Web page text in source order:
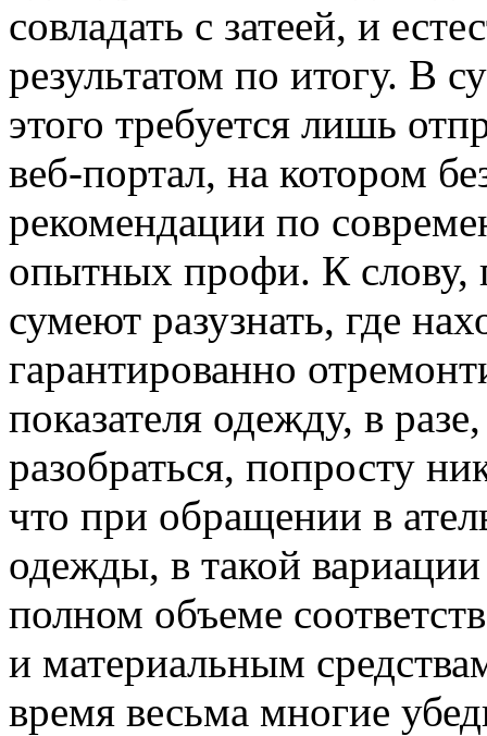
совладать с затеей, и
результатом по итогу. В
этого требуется лишь
веб-портал, на котором
рекомендации по
опытных профи. К слову,
сумеют разузнать, где
гарантированно
показателя одежду, в
разобраться, попросту
что при обращении в
одежды, в такой
полном объеме
и материальным
время весьма многие